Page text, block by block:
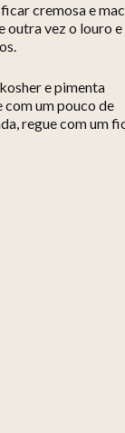
cremosa e
outra vez o louro e
e pimenta
um pouco de
regue com um